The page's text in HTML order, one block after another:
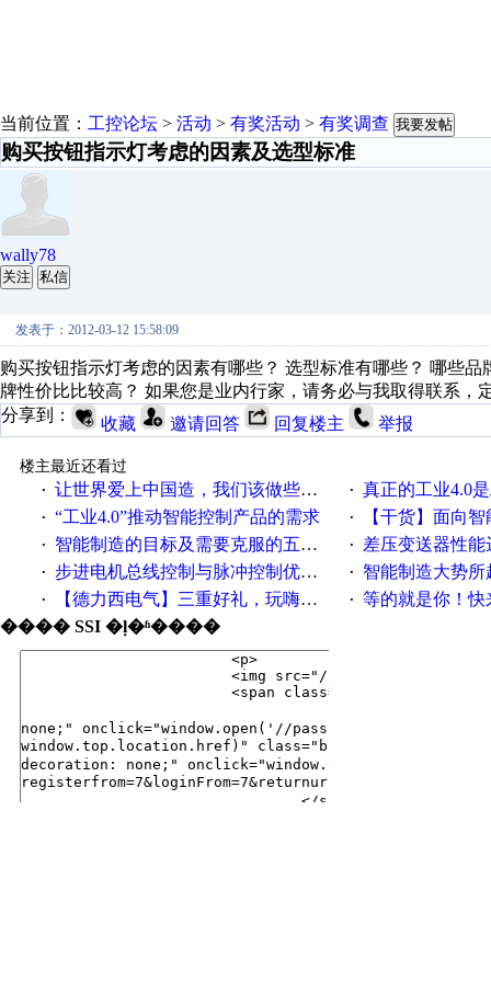
当前位置： 工控论坛 > 活动 > 有奖活动 > 有奖调查 我要发帖
购买按钮指示灯考虑的因素及选型标准
wally78
关注 私信
发表于：2012-03-12 15:58:09
购买按钮指示灯考虑的因素有哪些？ 选型标准有哪些？ 哪些
牌性价比比较高？ 如果您是业内行家，请务必与我取得联系，
分享到：
收藏 邀请回答 回复楼主 举报
楼主最近还看过
· 让世界爱上中国造，我们该做些什么 · 真正的工业4.0
· “工业4.0”推动智能控制产品的需求 · 【干货】面向
· 智能制造的目标及需要克服的五个障碍 · 差压变送器性能达
· 步进电机总线控制与脉冲控制优缺点 · 智能制造大势所趋
· 【德力西电气】三重好礼，玩嗨夏日！ · 等的就是你！快来
���� SSI �ļ�ʱ����